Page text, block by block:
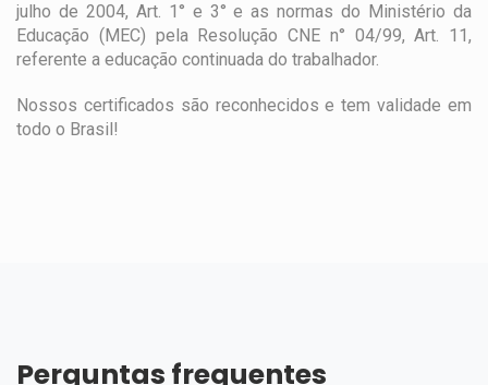
julho de 2004, Art. 1° e 3° e as normas do Ministério da
Educação (MEC) pela Resolução CNE n° 04/99, Art. 11,
referente a educação continuada do trabalhador.
Nossos certificados são reconhecidos e tem validade em
todo o Brasil!
Perguntas frequentes